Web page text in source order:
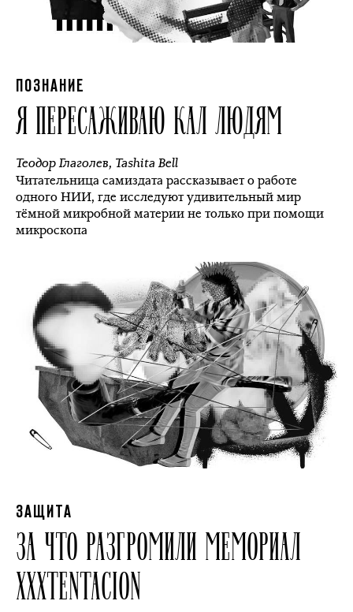
ПОЗНАНИЕ
Я ПЕРЕСАЖИВАЮ КАЛ ЛЮДЯМ
Теодор Глаголев, Tashita Bell
Читательница самиздата рассказывает о работе
одного НИИ, где исследуют удивительный мир
тёмной микробной материи не только при помощи
микроскопа
ЗАЩИТА
ЗА ЧТО РАЗГРОМИЛИ МЕМОРИАЛ
XXXTENTACION